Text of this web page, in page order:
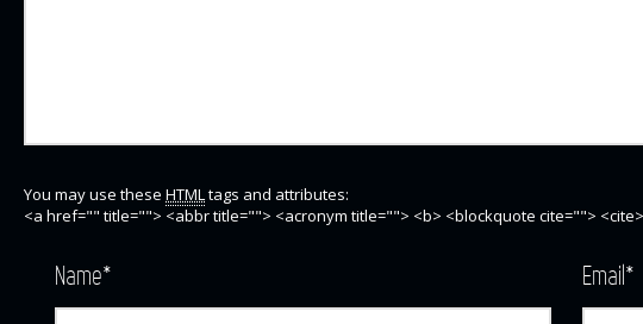
You may use these HTMLtags and attributes:
<a href="" title=""> <abbr title=""> <acronym title=""> <b> <blockquote cite="">
Name* Email*